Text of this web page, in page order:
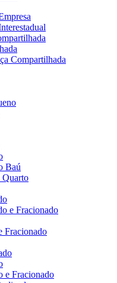
Compartilhada
Baú
Quarto
e Fracionado
Fracionado
e Fracionado